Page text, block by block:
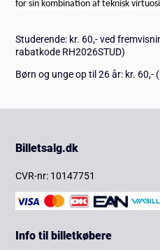
for sin kombination af teknisk
Studerende: kr. 60,- ved
rabatkode RH2026STUD)
Børn og unge op til 26 år: kr.
Billetsalg.dk
CVR-nr: 10147751
Info til billetkøbere